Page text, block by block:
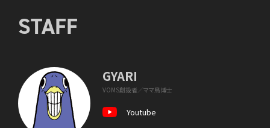
STAFF
GYARI
VOMS創設者／ママ鳥博士
Youtube